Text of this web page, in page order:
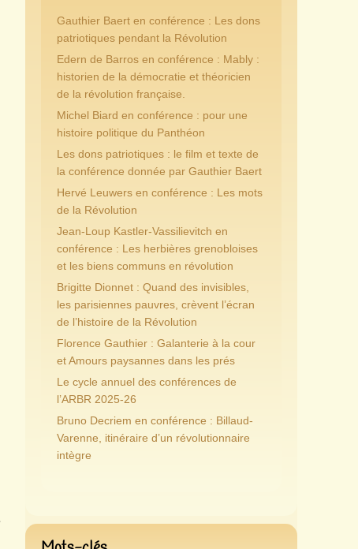
Gauthier Baert en conférence : Les dons
patriotiques pendant la Révolution
Edern de Barros en conférence : Mably :
historien de la démocratie et théoricien
de la révolution française.
Michel Biard en conférence : pour une
histoire politique du Panthéon
Les dons patriotiques : le film et texte de
la conférence donnée par Gauthier Baert
Hervé Leuwers en conférence : Les mots
de la Révolution
Jean-Loup Kastler-Vassilievitch en
conférence : Les herbières grenobloises
et les biens communs en révolution
Brigitte Dionnet : Quand des invisibles,
les parisiennes pauvres, crèvent l’écran
de l’histoire de la Révolution
Florence Gauthier : Galanterie à la cour
et Amours paysannes dans les prés
Le cycle annuel des conférences de
l’ARBR 2025-26
Bruno Decriem en conférence : Billaud-
Varenne, itinéraire d’un révolutionnaire
intègre